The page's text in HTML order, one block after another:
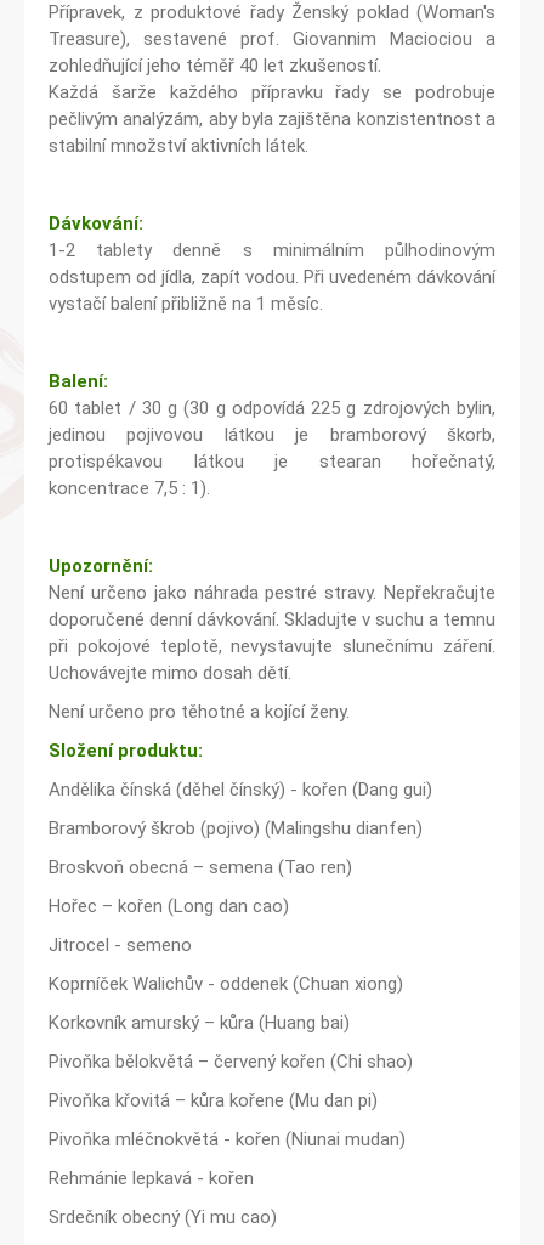
Přípravek, z produktové řady Ženský poklad (Woman's
Treasure), sestavené prof. Giovannim Maciociou a
zohledňující jeho téměř 40 let zkušeností.
Každá šarže každého přípravku řady se podrobuje
pečlivým analýzám, aby byla zajištěna konzistentnost a
stabilní množství aktivních látek.
Dávkování:
1-2 tablety denně s minimálním půlhodinovým
odstupem od jídla, zapít vodou. Při uvedeném dávkování
vystačí balení přibližně na 1 měsíc.
Balení:
60 tablet / 30 g (30 g odpovídá 225 g zdrojových bylin,
jedinou pojivovou látkou je bramborový škorb,
protispékavou látkou je stearan hořečnatý,
koncentrace 7,5 : 1).
Upozornění:
Není určeno jako náhrada pestré stravy. Nepřekračujte
doporučené denní dávkování. Skladujte v suchu a temnu
při pokojové teplotě, nevystavujte slunečnímu záření.
Uchovávejte mimo dosah dětí.
Není určeno pro těhotné a kojící ženy.
Složení produktu:
Andělika čínská (děhel čínský) - kořen (Dang gui)
Bramborový škrob (pojivo) (Malingshu dianfen)
Broskvoň obecná – semena (Tao ren)
Hořec – kořen (Long dan cao)
Jitrocel - semeno
Koprníček Walichův - oddenek (Chuan xiong)
Korkovník amurský – kůra (Huang bai)
Pivoňka bělokvětá – červený kořen (Chi shao)
Pivoňka křovitá – kůra kořene (Mu dan pi)
Pivoňka mléčnokvětá - kořen (Niunai mudan)
Rehmánie lepkavá - kořen
Srdečník obecný (Yi mu cao)